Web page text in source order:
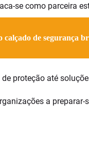
se como parceira
calçado de segurança
proteção até
a